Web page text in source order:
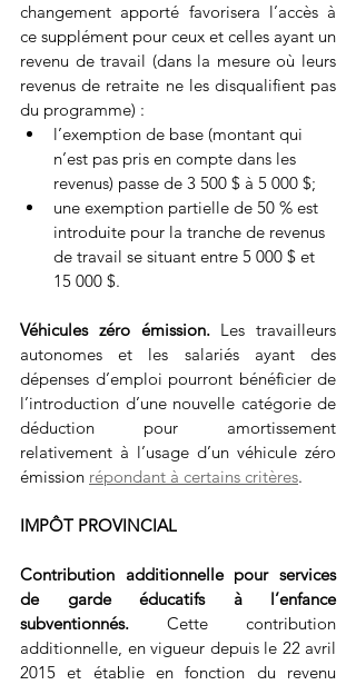
changement apporté favorisera l’accès à
ce supplément pour ceux et celles ayant un
revenu de travail (dans la mesure où leurs
revenus de retraite ne les disqualifient pas
du programme) :
l’exemption de base (montant qui
n’est pas pris en compte dans les
revenus) passe de 3 500 $ à 5 000 $;
une exemption partielle de 50 % est
introduite pour la tranche de revenus
de travail se situant entre 5 000 $ et
15 000 $.
Véhicules zéro émission. Les travailleurs
autonomes et les salariés ayant des
dépenses d’emploi pourront bénéficier de
l’introduction d’une nouvelle catégorie de
déduction pour amortissement
relativement à l’usage d’un véhicule zéro
émission répondant à certains critères.
IMPÔT PROVINCIAL
Contribution additionnelle pour services
de garde éducatifs à l’enfance
subventionnés. Cette contribution
additionnelle, en vigueur depuis le 22 avril
2015 et établie en fonction du revenu